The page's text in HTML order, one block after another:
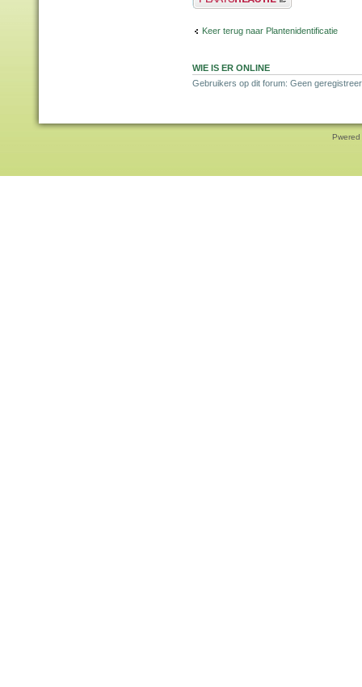
Keer terug naar Plantenidentificatie
WIE IS ER ONLINE
Gebruikers op dit forum: Geen